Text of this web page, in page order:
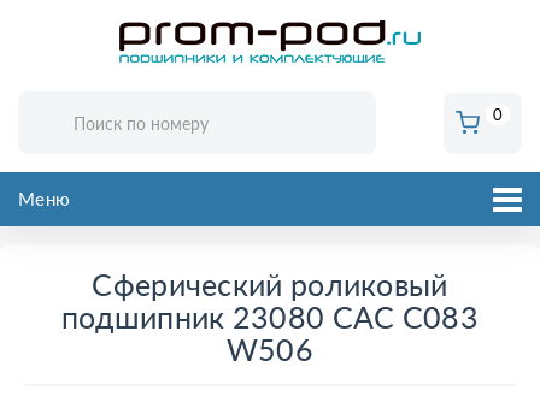
0
Меню
Сферический роликовый
подшипник 23080 CAC C083
W506